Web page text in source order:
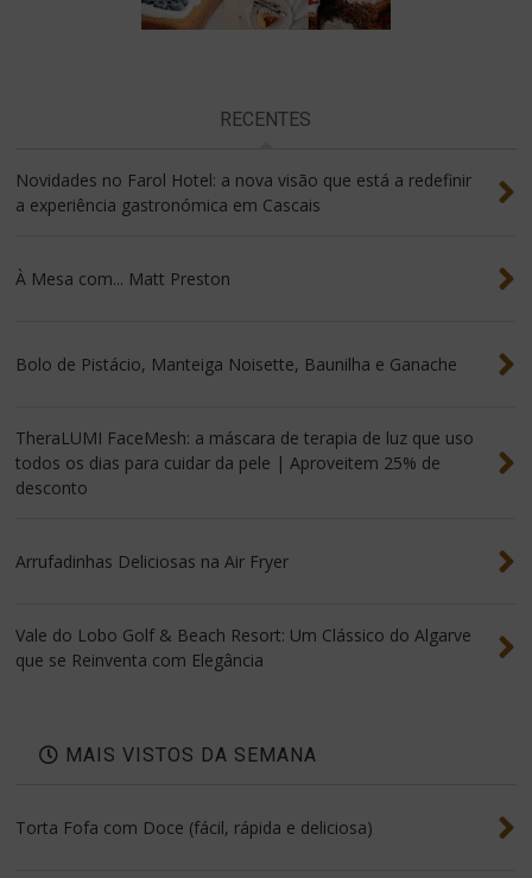
RECENTES
Novidades no Farol Hotel: a nova visão que está a redefinir
a experiência gastronómica em Cascais
À Mesa com... Matt Preston
Bolo de Pistácio, Manteiga Noisette, Baunilha e Ganache
TheraLUMI FaceMesh: a máscara de terapia de luz que uso
todos os dias para cuidar da pele | Aproveitem 25% de
desconto
Arrufadinhas Deliciosas na Air Fryer
Vale do Lobo Golf & Beach Resort: Um Clássico do Algarve
que se Reinventa com Elegância
MAIS VISTOS DA SEMANA
Torta Fofa com Doce (fácil, rápida e deliciosa)